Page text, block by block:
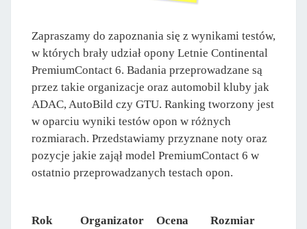
Zapraszamy do zapoznania się z wynikami testów,
w których brały udział opony Letnie Continental
PremiumContact 6. Badania przeprowadzane są
przez takie organizacje oraz automobil kluby jak
ADAC, AutoBild czy GTU. Ranking tworzony jest
w oparciu wyniki testów opon w różnych
rozmiarach. Przedstawiamy przyznane noty oraz
pozycje jakie zajął model PremiumContact 6 w
ostatnio przeprowadzanych testach opon.
Rok Organizator Ocena Rozmiar